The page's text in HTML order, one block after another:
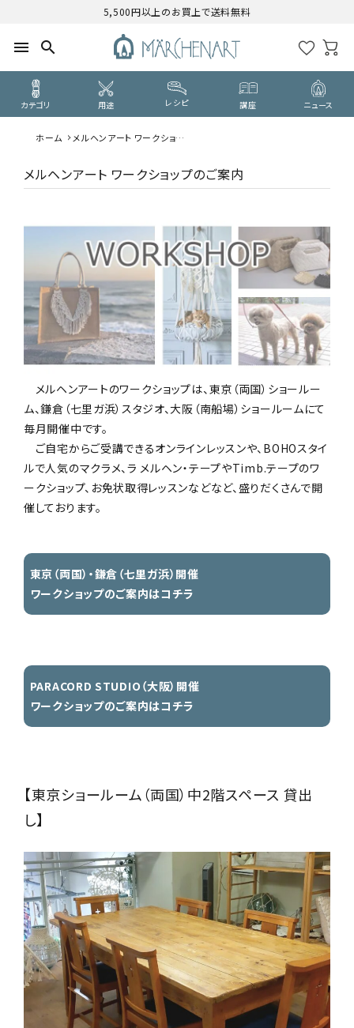
5,500円以上のお買上で送料無料
menu search
カテゴリ 用途 レシピ 講座 ニュース
PURPOSE
用途から探す
WORKSHOP
講座
NEWS
SHOP
店舗
CONTACT
お問い合わせ
ホーム
メルヘンアート ワークショッ
メルヘンアート ワークショップのご案内
メルヘンアートのワークショップは、東京（両国）ショールー
ム、鎌倉（七里ガ浜）スタジオ、大阪（南船場）ショールームにて
毎月開催中です。
ご自宅からご受講できるオンラインレッスンや、BOHOスタイ
ルで人気のマクラメ、ラ メルヘン・テープやTimb.テープのワ
ークショップ、お免状取得レッスンなどなど、盛りだくさんで開
催しております。
東京（両国）・鎌倉（七里ガ浜）開催
ワークショップのご案内はコチラ
PARACORD STUDIO（大阪）開催
ワークショップのご案内はコチラ
【東京ショールーム（両国）中2階スペース 貸出
し】